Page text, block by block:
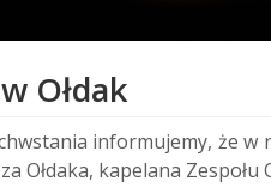
Ołdak
informujemy, że w
Ołdaka, kapelana